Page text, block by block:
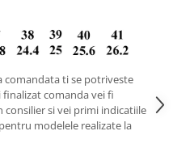
comandata ti se potriveste
comanda vei fi
si vei primi indicatiile
modelele realizate la